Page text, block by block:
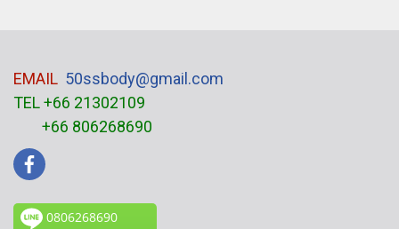
EMAIL 50ssbody@gmail.com
TEL +66 21302109
+66 806268690
0806268690